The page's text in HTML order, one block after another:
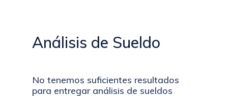
Análisis de Sueldo
No tenemos suficientes resultados
para entregar análisis de sueldos